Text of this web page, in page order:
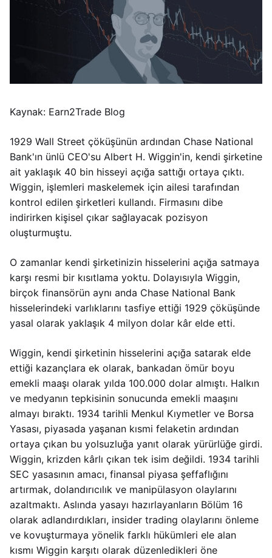
Kaynak: Earn2Trade Blog
1929 Wall Street çöküşünün ardından Chase National
Bank'ın ünlü CEO'su Albert H. Wiggin'in, kendi şirketine
ait yaklaşık 40 bin hisseyi açığa sattığı ortaya çıktı.
Wiggin, işlemleri maskelemek için ailesi tarafından
kontrol edilen şirketleri kullandı. Firmasını dibe
indirirken kişisel çıkar sağlayacak pozisyon
oluşturmuştu.
O zamanlar kendi şirketinizin hisselerini açığa satmaya
karşı resmi bir kısıtlama yoktu. Dolayısıyla Wiggin,
birçok finansörün aynı anda Chase National Bank
hisselerindeki varlıklarını tasfiye ettiği 1929 çöküşünde
yasal olarak yaklaşık 4 milyon dolar kâr elde etti.
Wiggin, kendi şirketinin hisselerini açığa satarak elde
ettiği kazançlara ek olarak, bankadan ömür boyu
emekli maaşı olarak yılda 100.000 dolar almıştı. Halkın
ve medyanın tepkisinin sonucunda emekli maaşını
almayı bıraktı. 1934 tarihli Menkul Kıymetler ve Borsa
Yasası, piyasada yaşanan kısmi felaketin ardından
ortaya çıkan bu yolsuzluğa yanıt olarak yürürlüğe girdi.
Wiggin, krizden kârlı çıkan tek isim değildi. 1934 tarihli
SEC yasasının amacı, finansal piyasa şeffaflığını
artırmak, dolandırıcılık ve manipülasyon olaylarını
azaltmaktı. Aslında yasayı hazırlayanların Bölüm 16
olarak adlandırdıkları, insider trading olaylarını önleme
ve kovuşturmaya yönelik farklı hükümleri ele alan
kısmı Wiggin karşıtı olarak düzenledikleri öne